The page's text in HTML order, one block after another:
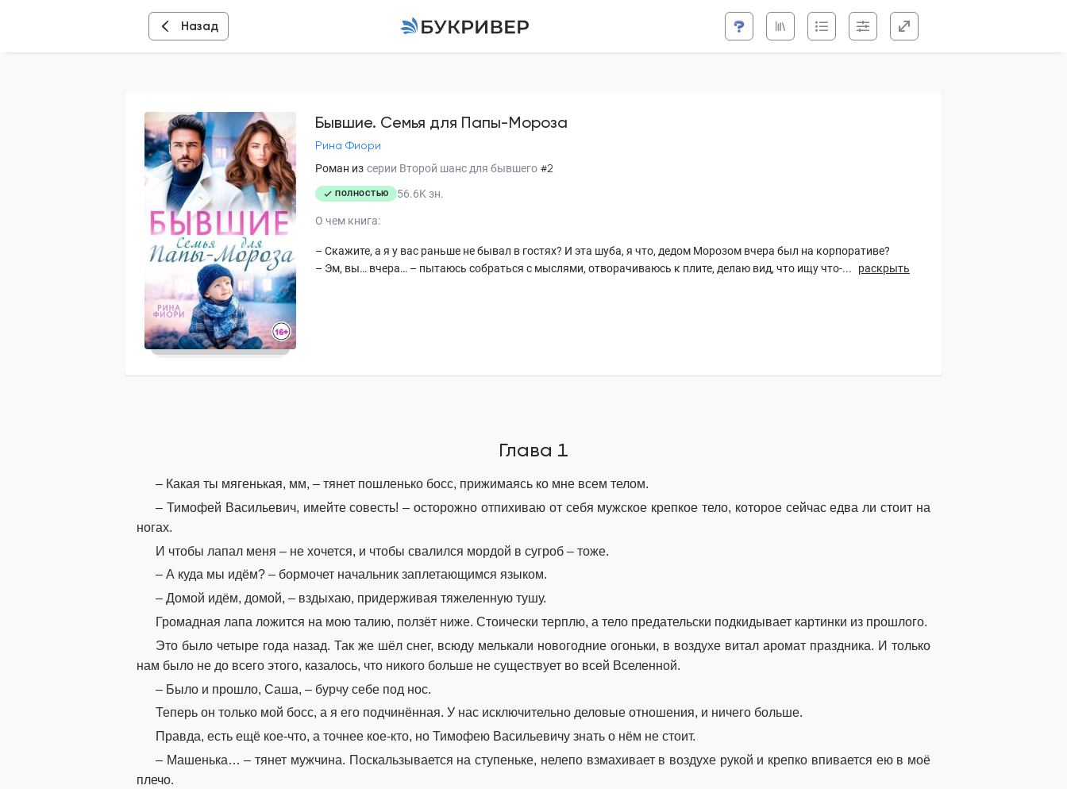
Назад
Глава 5
Бывшие. Семья для Папы-Мороза
Рина Фиори
Роман из серии Второй шанс для бывшего #2
ПОЛНОСТЬЮ 56.6K зн.
О чем книга:
– Скажите, а я у вас раньше не бывал в гостях? И эта шуба, я что, дедом Морозом вчера был на корпоративе?
– Эм, вы… вчера… – пытаюсь собраться с мыслями, отворачиваюсь к плите, делаю вид, что ищу что-...
раскрыть
Глава 1
– Какая ты мягенькая, мм, – тянет пошленько босс, прижимаясь ко мне всем телом.
– Тимофей Васильевич, имейте совесть! – осторожно отпихиваю от себя мужское крепкое тело, которое сейчас едва ли стоит на
ногах.
И чтобы лапал меня – не хочется, и чтобы свалился мордой в сугроб – тоже.
– А куда мы идём? – бормочет начальник заплетающимся языком.
– Домой идём, домой, – вздыхаю, придерживая тяжеленную тушу.
Громадная лапа ложится на мою талию, ползёт ниже. Стоически терплю, а тело предательски подкидывает картинки из прошлого.
Это было четыре года назад. Так же шёл снег, всюду мелькали новогодние огоньки, в воздухе витал аромат праздника. И только
нам было не до всего этого, казалось, что никого больше не существует во всей Вселенной.
– Было и прошло, Саша, – бурчу себе под нос.
Теперь он только мой босс, а я его подчинённая. У нас исключительно деловые отношения, и ничего больше.
Правда, есть ещё кое-что, а точнее кое-кто, но Тимофею Васильевичу знать о нём не стоит.
– Машенька… – тянет мужчина. Поскальзывается на ступеньке, нелепо взмахивает в воздухе рукой и крепко впивается ею в моё
плечо.